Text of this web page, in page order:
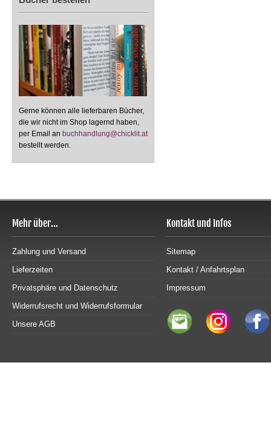
Gerne können alle lieferbaren Bücher,
die wir nicht im Shop lagernd haben,
per Email an buchhandlung@chicklit.at
bestellt werden.
Mehr über...
Zahlung und Versand
Lieferzeiten
Privatsphäre und Datenschutz
Widerrufsrecht und Widerrufsformular
Unsere AGB
Kontakt und Infos
Sitemap
Kontakt / Anfahrtsplan
Impressum